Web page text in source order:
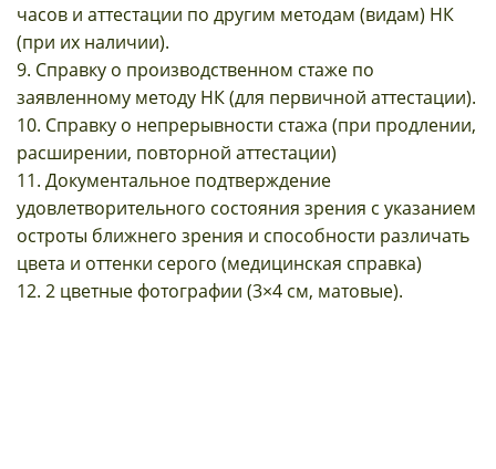
часов и аттестации по другим методам (видам) НК
(при их наличии).
9. Справку о производственном стаже по
заявленному методу НК (для первичной аттестации).
10. Справку о непрерывности стажа (при продлении,
расширении, повторной аттестации)
11. Документальное подтверждение
удовлетворительного состояния зрения с указанием
остроты ближнего зрения и способности различать
цвета и оттенки серого (медицинская справка)
12. 2 цветные фотографии (3×4 см, матовые).